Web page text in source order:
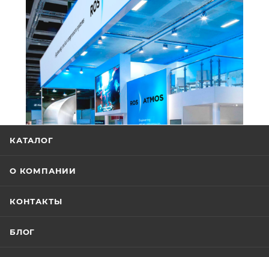
КАТАЛОГ
О КОМПАНИИ
КОНТАКТЫ
БЛОГ